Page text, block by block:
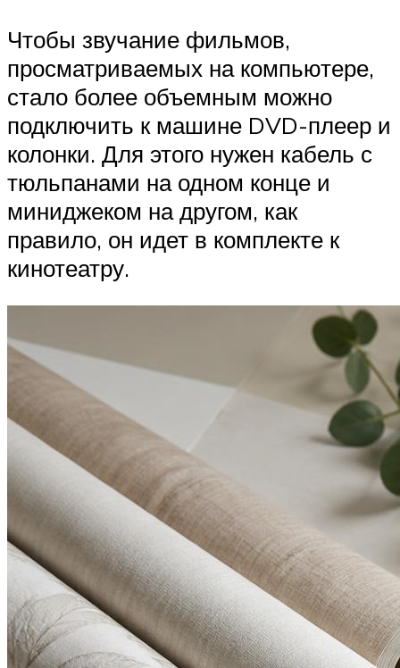
Чтобы звучание фильмов,
просматриваемых на компьютере,
стало более объемным можно
подключить к машине DVD-плеер и
колонки. Для этого нужен кабель с
тюльпанами на одном конце и
миниджеком на другом, как
правило, он идет в комплекте к
кинотеатру.